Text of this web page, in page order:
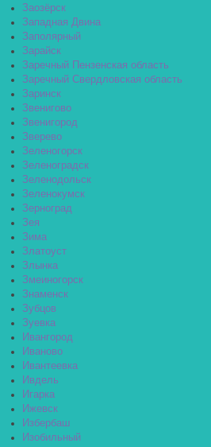
Заозёрск
Западная Двина
Заполярный
Зарайск
Заречный Пензенская область
Заречный Свердловская область
Заринск
Звенигово
Звенигород
Зверево
Зеленогорск
Зеленоградск
Зеленодольск
Зеленокумск
Зерноград
Зея
Зима
Златоуст
Злынка
Змеиногорск
Знаменск
Зубцов
Зуевка
Ивангород
Иваново
Ивантеевка
Ивдель
Игарка
Ижевск
Избербаш
Изобильный